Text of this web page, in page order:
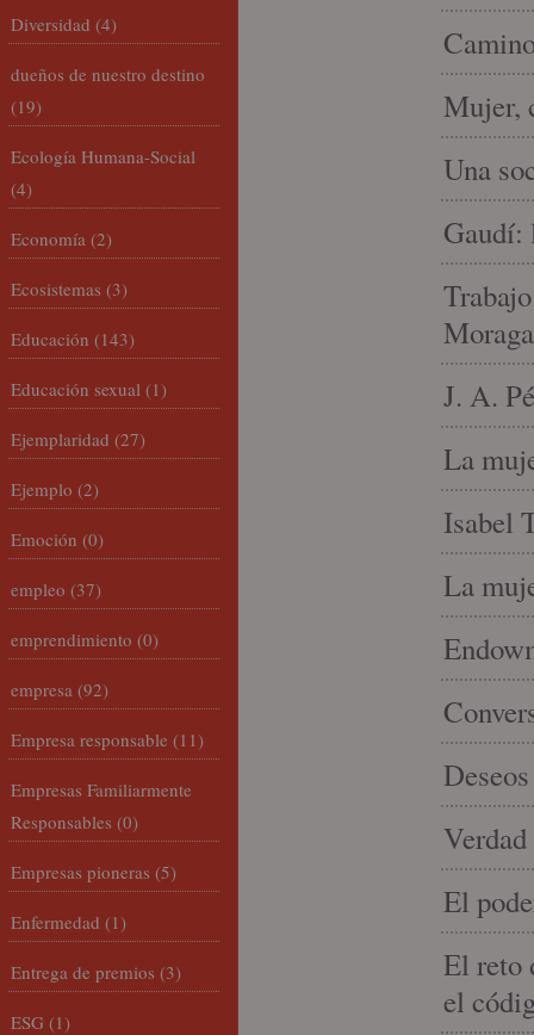
Mujer,
Una
Gaudí:
J. A.
La
Isabel
La
El
El reto
el
Diversidad (4)
dueños de nuestro destino
(19)
Ecología Humana-Social
(4)
Economía (2)
Ecosistemas (3)
Educación (143)
Educación sexual (1)
Ejemplaridad (27)
Ejemplo (2)
Emoción (0)
empleo (37)
emprendimiento (0)
empresa (92)
Empresa responsable (11)
Empresas Familiarmente
Responsables (0)
Empresas pioneras (5)
Enfermedad (1)
Entrega de premios (3)
ESG (1)